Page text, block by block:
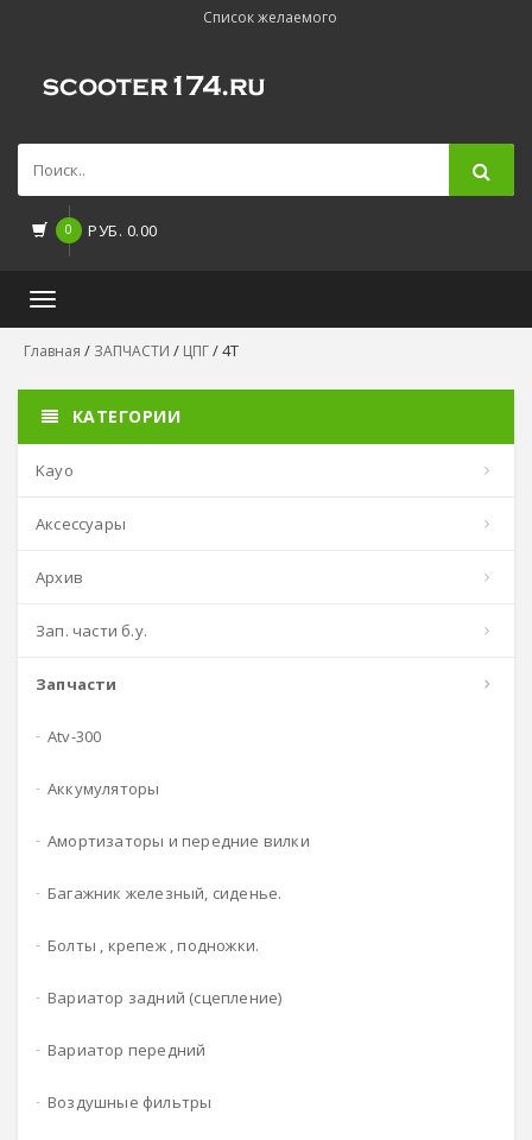
Список желаемого
0 РУБ. 0.00
Toggle
Главная / ЗАПЧАСТИ / ЦПГ/ 4Т
КАТЕГОРИИ
kayo
аксессуары
архив
зап. части б.у.
запчасти
atv-300
аккумуляторы
амортизаторы и передние вилки
багажник железный, сиденье.
болты , крепеж , подножки.
вариатор задний (сцепление)
вариатор передний
воздушные фильтры